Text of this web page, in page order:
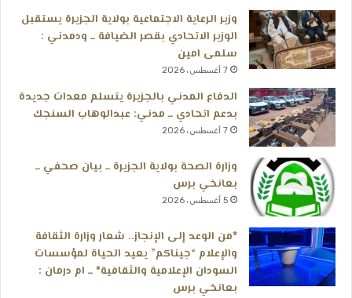
وزير الرعاية الاجتماعية بولاية الجزيرة يستقبل
الوزير الاتحادي بقصر الضيافة ــ ودمدني :
سلمى امين
7 أغسطس، 2026
الدفاع المدني بالجزيرة يتسلم معدات جديدة
بدعم اتحادي ــ مدني: عبدالوهاب السنجك
7 أغسطس، 2026
وزارة الصحة بولاية الجزيرة ــ بيان صحفي ــ
بعانخي برس
5 أغسطس، 2026
*من الوعد إلى الإنجاز.. شعار وزارة الثقافة
والإعلام “جيناكم” يعيد الحياة لمؤسسات
السودان الإعلامية والثقافية* ــ ام درمان :
بعانخي برس